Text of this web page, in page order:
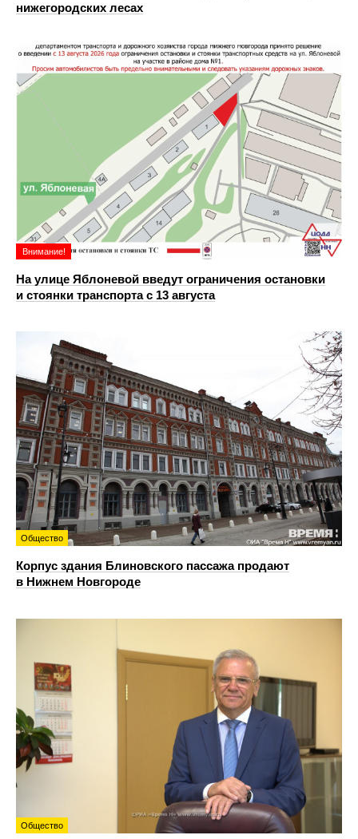
нижегородских лесах
Внимание!
На улице Яблоневой введут ограничения остановки
и стоянки транспорта с 13 августа
Общество
Корпус здания Блиновского пассажа продают
в Нижнем Новгороде
Общество